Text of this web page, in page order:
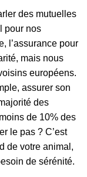
des mutuelles
pour nos
l’assurance pour
mais nous
européens.
assurer son
des
de 10% des
le pas ? C’est
de votre animal,
de sérénité.